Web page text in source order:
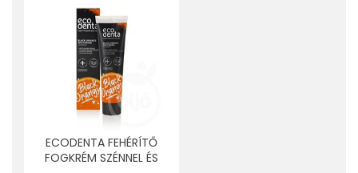
ECODENTA FEHÉRÍTŐ
FOGKRÉM SZÉNNEL ÉS